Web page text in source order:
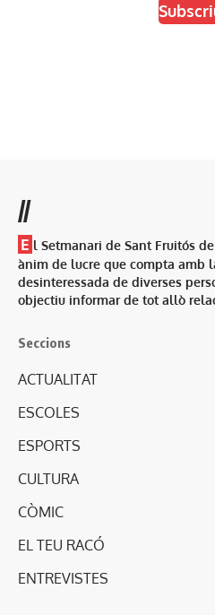
//
E l Setmanari de Sant Fruitós
ànim de lucre que compta amb
desinteressada de diverses
objectiu informar de tot allò
Seccions
ACTUALITAT
ESCOLES
ESPORTS
CULTURA
CÒMIC
EL TEU RACÓ
ENTREVISTES